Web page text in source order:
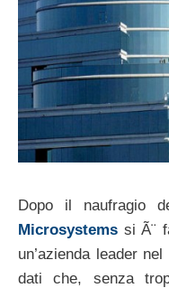
Dopo il naufragio
Microsystems si Ã¨
un’azienda leader
dati che, senza